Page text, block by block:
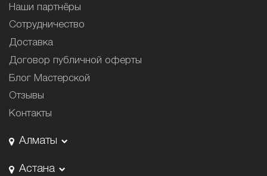
Наши партнёры
Сотрудничество
Доставка
Договор публичной оферты
Блог Мастерской
Отзывы
Контакты
Алматы
Астана